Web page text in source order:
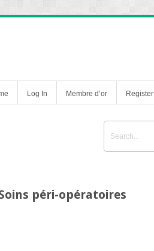
Log In Membre d’or Register
péri-opératoires